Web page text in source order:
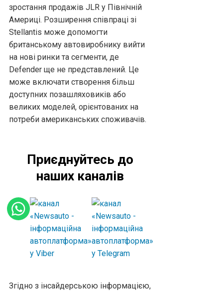
зростання продажів JLR у Північній
Америці. Розширення співпраці зі
Stellantis може допомогти
британському автовиробнику вийти
на нові ринки та сегменти, де
Defender ще не представлений. Це
може включати створення більш
доступних позашляховиків або
великих моделей, орієнтованих на
потреби американських споживачів.
Приєднуйтесь до
наших каналів
Згідно з інсайдерською інформацією,